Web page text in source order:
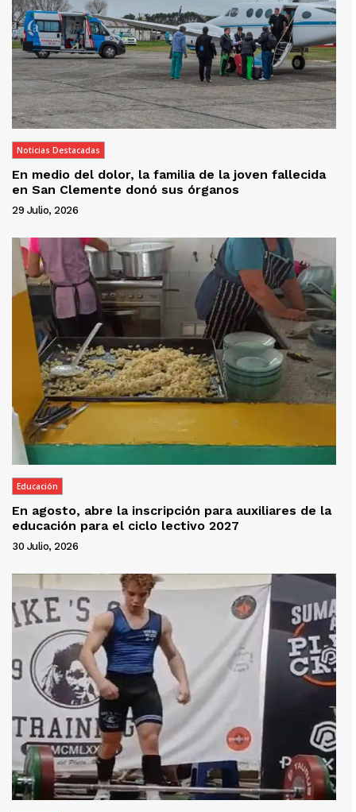
Noticias Destacadas
En medio del dolor, la familia de la joven fallecida
en San Clemente donó sus órganos
29 Julio, 2026
Educación
En agosto, abre la inscripción para auxiliares de la
educación para el ciclo lectivo 2027
30 Julio, 2026